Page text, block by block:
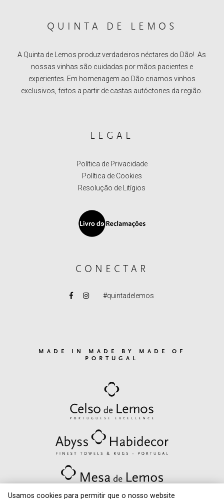
QUINTA DE LEMOS
A Quinta de Lemos produz verdadeiros néctares do Dão! As
nossas vinhas são cuidadas por mãos pacientes e
experientes. Em homenagem ao Dão criamos vinhos
exclusivos, feitos a partir de castas autóctones da região.
LEGAL
Política de Privacidade
Política de Cookies
Resolução de Litígios
CONECTAR
#quintadelemos
MADE IN MADE BY MADE OF
PORTUGAL
Usamos cookies para permitir que o nosso website